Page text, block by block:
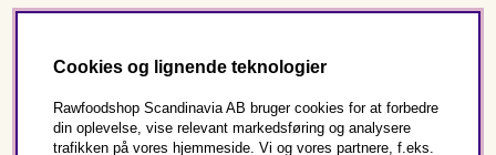
Cookies og lignende teknologier
Rawfoodshop Scandinavia AB bruger cookies for at forbedre
din oplevelse, vise relevant markedsføring og analysere
trafikken på vores hjemmeside. Vi og vores partnere, f.eks.